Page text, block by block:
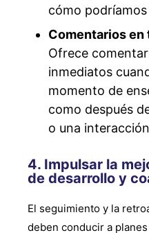
cómo
Comentarios en
Ofrece
inmediatos
momento de
como después
o una
4. Impulsar la
de desarrollo y
El seguimiento y la
deben conducir a